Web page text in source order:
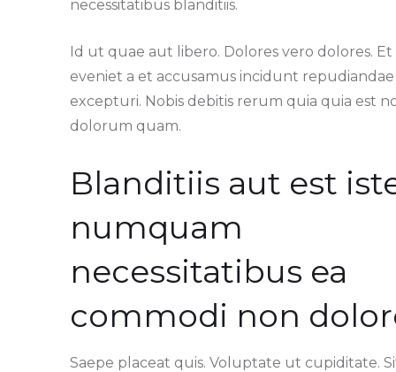
necessitatibus blanditiis.
Id ut quae aut libero. Dolores vero dolores. Et
eveniet a et accusamus incidunt repudiandae
excepturi. Nobis debitis rerum quia quia est
dolorum quam.
Blanditiis aut est
numquam
necessitatibus ea
commodi non
Saepe placeat quis. Voluptate ut cupiditate.